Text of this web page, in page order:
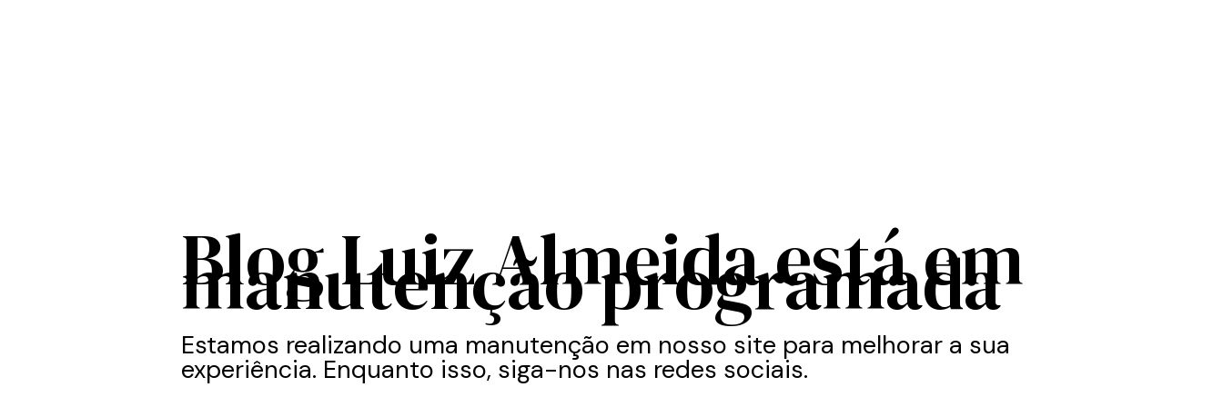
Blog Luiz Almeida está em
manutenção programada
Estamos realizando uma manutenção em nosso site para melhorar a sua
experiência. Enquanto isso, siga-nos nas redes sociais.